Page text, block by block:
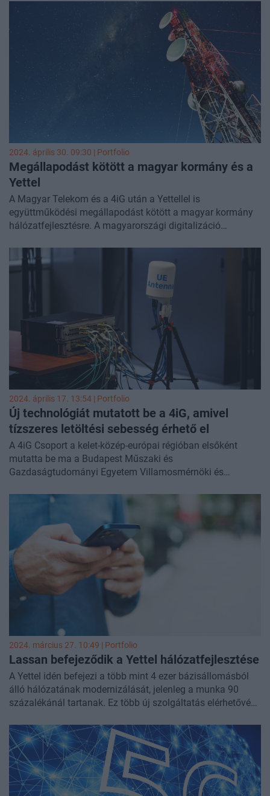
majd a Huawei vagy a ZTE alkatrészeinek használatát az
5G-hálózatokban, írja a Bloomberg
2024. április 30. 09:30 | Portfolio
Megállapodást kötött a magyar kormány és a
Yettel
A Magyar Telekom és a 4iG után a Yettellel is
együttműködési megállapodást kötött a magyar kormány
hálózatfejlesztésre. A magyarországi digitalizáció
erősítette meg ma a kormány, a Yettel Magyarország Zrt. és
a távközlési infrastruktúraszolgáltató CETIN Hungary Zrt. A
megállapodásban foglaltak szerint a vállalatok 2024-2028
között legalább 72 milliárd forint értékű mobil
hálózatfejlesztési beruházást hajtanak végre.
2024. április 17. 13:54 | Portfolio
Új technológiát mutatott be a 4iG, amivel
tízszeres letöltési sebesség érhető el
A 4iG Csoport a kelet-közép-európai régióban elsőként
mutatta be ma a Budapest Műszaki és
Gazdaságtudományi Egyetem Villamosmérnöki és
használó 5.5G technológiát. A tesztelt új antenna
tízszeres letöltési sebességet kínálhat a jelenleg
használatos leggyorsabb, 3,5 GHz-es megoldáshoz képest.
2024. március 27. 10:49 | Portfolio
Lassan befejeződik a Yettel hálózatfejlesztése
A Yettel idén befejezi a több mint 4 ezer bázisállomásból
álló hálózatának modernizálását, jelenleg a munka 90
százalékánál tartanak. Ez több új szolgáltatás elérhetővé
műszaki vezérigazgató-helyettese annak apropóján, hogy
1994. március 26-án, 30 évvel ezelőtt indította a Yettel az
első kereskedelmi GSM szolgáltatást Magyarországon,
akkor még Pannon GSM néven.